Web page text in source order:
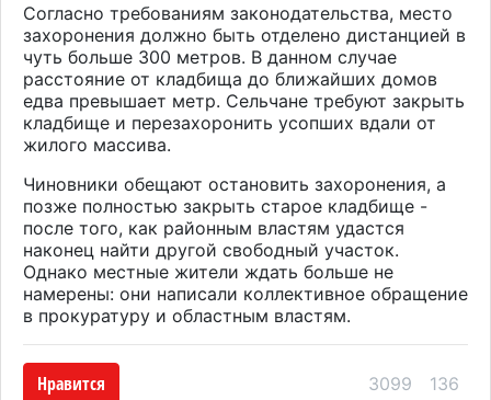
Согласно требованиям законодательства, место
захоронения должно быть отделено дистанцией в
чуть больше 300 метров. В данном случае
расстояние от кладбища до ближайших домов
едва превышает метр. Сельчане требуют закрыть
кладбище и перезахоронить усопших вдали от
жилого массива.
Чиновники обещают остановить захоронения, а
позже полностью закрыть старое кладбище -
после того, как районным властям удастся
наконец найти другой свободный участок.
Однако местные жители ждать больше не
намерены: они написали коллективное обращение
в прокуратуру и областным властям.
Нравится 3099 136